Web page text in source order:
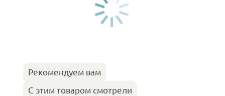
Рекомендуем вам
С этим товаром смотрели